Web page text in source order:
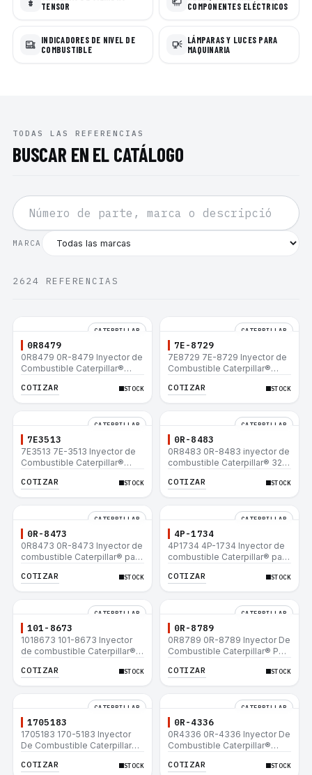
TENSOR
COMPONENTES ELÉCTRICOS
INDICADORES DE NIVEL DE
COMBUSTIBLE
LÁMPARAS Y LUCES PARA
MAQUINARIA
TODAS LAS REFERENCIAS
BUSCAR EN EL CATÁLOGO
MARCA
2624 REFERENCIAS
CATERPILLAR
0R8479
0R8479 0R-8479 Inyector de
Combustible Caterpillar®
IT14B 910E
COTIZAR STOCK
CATERPILLAR
7E-8729
7E8729 7E-8729 Inyector de
Combustible Caterpillar®
IT14B 910E
COTIZAR STOCK
CATERPILLAR
7E3513
7E3513 7E-3513 Inyector de
Combustible Caterpillar®
IT14B 910E
COTIZAR STOCK
CATERPILLAR
0R-8483
0R8483 0R-8483 inyector de
combustible Caterpillar® 320
320N 320-A S IT18F IT28F
COTIZAR STOCK
CATERPILLAR
0R-8473
0R8473 0R-8473 Inyector de
combustible Caterpillar® para
COTIZAR STOCK
CATERPILLAR
4P-1734
4P1734 4P-1734 Inyector de
combustible Caterpillar® para
COTIZAR STOCK
CATERPILLAR
101-8673
1018673 101-8673 Inyector
de combustible Caterpillar®
COTIZAR STOCK
CATERPILLAR
0R-8789
0R8789 0R-8789 Inyector De
Combustible Caterpillar® PM-
RM-350 SM-350
COTIZAR STOCK
CATERPILLAR
1705183
1705183 170-5183 Inyector
De Combustible Caterpillar®
12H 140G 950B
COTIZAR STOCK
CATERPILLAR
0R-4336
0R4336 0R-4336 Inyector De
Combustible Caterpillar®
12H 140G 950B
COTIZAR STOCK